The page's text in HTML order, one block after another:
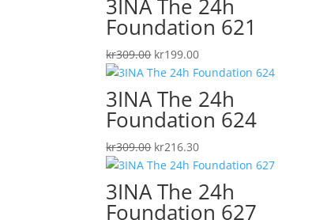
var:
kr309.00.
är:
kr199.00.
3INA The 24h
Foundation 621
kr309.00 Det
ursprungliga
priset
var:
kr309.00.
kr199.00Det
nuvarande
priset
är:
kr199.00.
3INA The 24h
Foundation 624
kr309.00 Det
ursprungliga
priset
var:
kr216.30Det
nuvarande
priset
är:
3INA The 24h
Foundation 627